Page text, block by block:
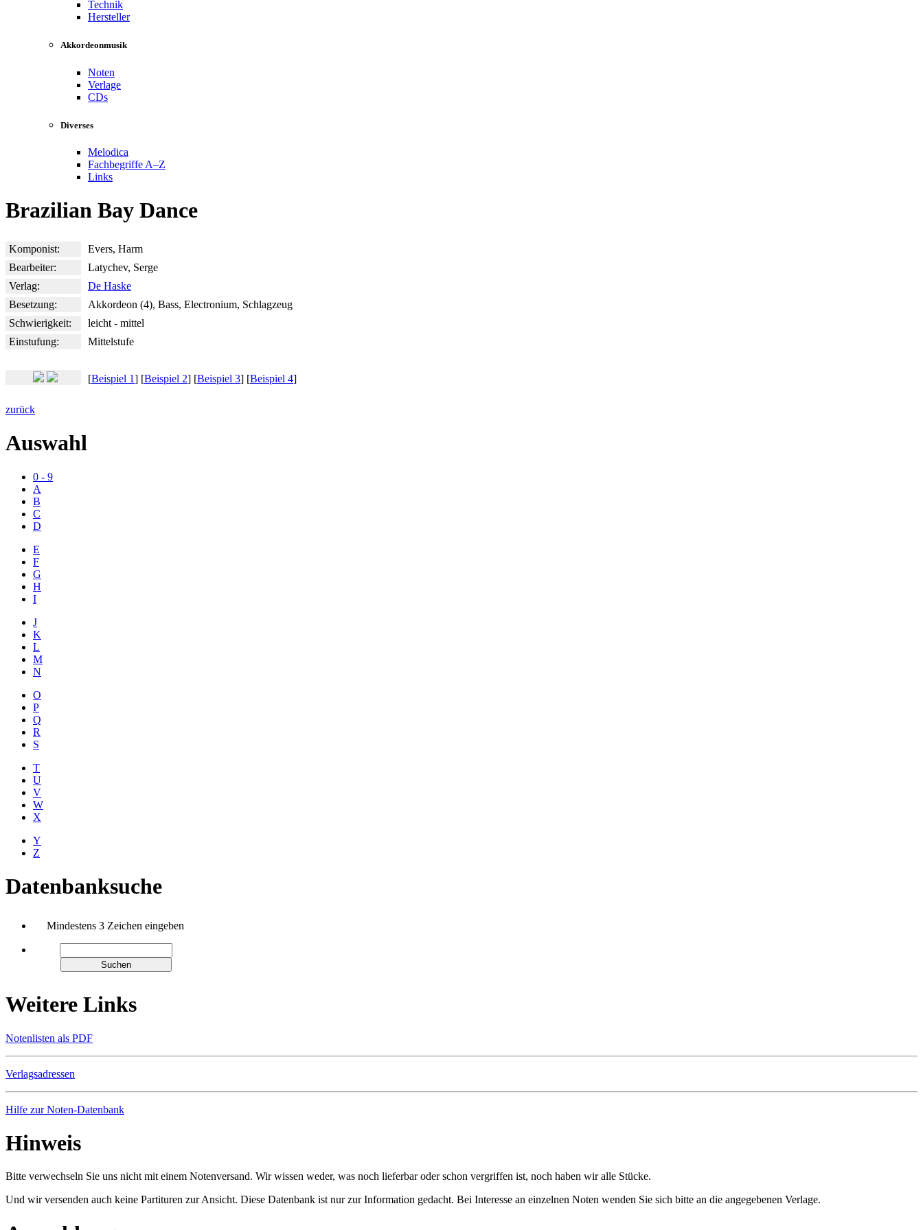
Technik
Hersteller
Akkordeonmusik
Noten
Verlage
CDs
Diverses
Melodica
Fachbegriffe A–Z
Links
Brazilian Bay Dance
Komponist:
Evers, Harm
Bearbeiter:
Latychev, Serge
Verlag:
De Haske
Besetzung:
Akkordeon (4), Bass, Electronium, Schlagzeug
Schwierigkeit:
leicht - mittel
Einstufung:
Mittelstufe
[Beispiel 1] [Beispiel 2] [Beispiel 3] [Beispiel 4]
zurück
Auswahl
0 - 9
A
B
C
D
E
F
G
H
I
J
K
L
M
N
O
P
Q
R
S
T
U
V
W
X
Y
Z
Datenbanksuche
Mindestens 3 Zeichen eingeben
Weitere Links
Notenlisten als PDF
Verlagsadressen
Hilfe zur Noten-Datenbank
Hinweis
Bitte verwechseln Sie uns nicht mit einem Notenversand. Wir wissen weder, was noch lieferbar oder schon vergriffen ist, noch haben wir alle Stücke.
Und wir versenden auch keine Partituren zur Ansicht. Diese Datenbank ist nur zur Information gedacht. Bei Interesse an einzelnen Noten wenden Sie sich bitte an die angegebenen Verlage.